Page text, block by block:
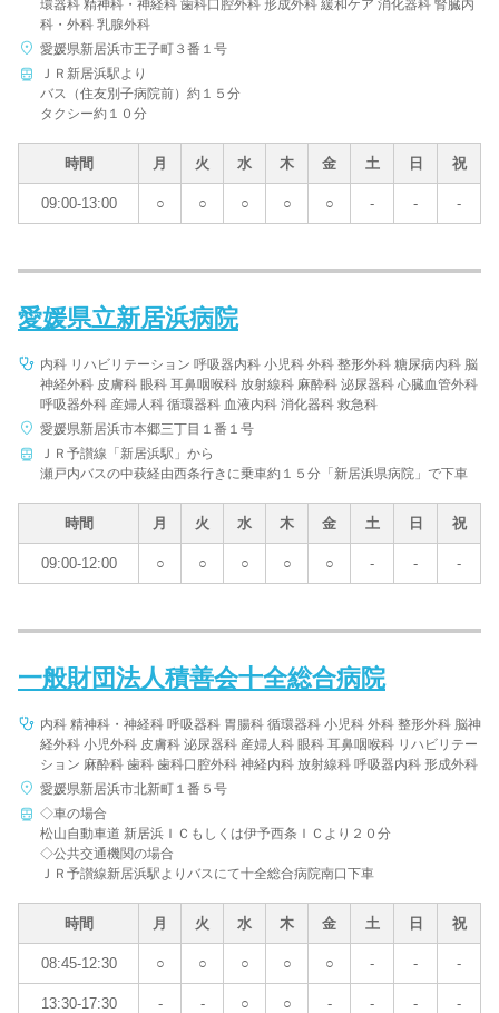
環器科 精神科・神経科 歯科口腔外科 形成外科 緩和ケア 消化器科 腎臓内
科・外科 乳腺外科
愛媛県新居浜市王子町３番１号
ＪＲ新居浜駅より
バス（住友別子病院前）約１５分
タクシー約１０分
時間 月 火 水 木 金 土 日 祝
09:00-13:00 ○ ○ ○ ○ ○ - - -
愛媛県立新居浜病院
内科 リハビリテーション 呼吸器内科 小児科 外科 整形外科 糖尿病内科 脳
神経外科 皮膚科 眼科 耳鼻咽喉科 放射線科 麻酔科 泌尿器科 心臓血管外科
呼吸器外科 産婦人科 循環器科 血液内科 消化器科 救急科
愛媛県新居浜市本郷三丁目１番１号
ＪＲ予讃線「新居浜駅」から
瀬戸内バスの中萩経由西条行きに乗車約１５分「新居浜県病院」で下車
時間 月 火 水 木 金 土 日 祝
09:00-12:00 ○ ○ ○ ○ ○ - - -
一般財団法人積善会十全総合病院
内科 精神科・神経科 呼吸器科 胃腸科 循環器科 小児科 外科 整形外科 脳神
経外科 小児外科 皮膚科 泌尿器科 産婦人科 眼科 耳鼻咽喉科 リハビリテー
ション 麻酔科 歯科 歯科口腔外科 神経内科 放射線科 呼吸器内科 形成外科
愛媛県新居浜市北新町１番５号
◇車の場合
松山自動車道 新居浜ＩＣもしくは伊予西条ＩＣより２０分
◇公共交通機関の場合
ＪＲ予讃線新居浜駅よりバスにて十全総合病院南口下車
時間 月 火 水 木 金 土 日 祝
08:45-12:30 ○ ○ ○ ○ ○ - - -
13:30-17:30 - - ○ ○ - - - -